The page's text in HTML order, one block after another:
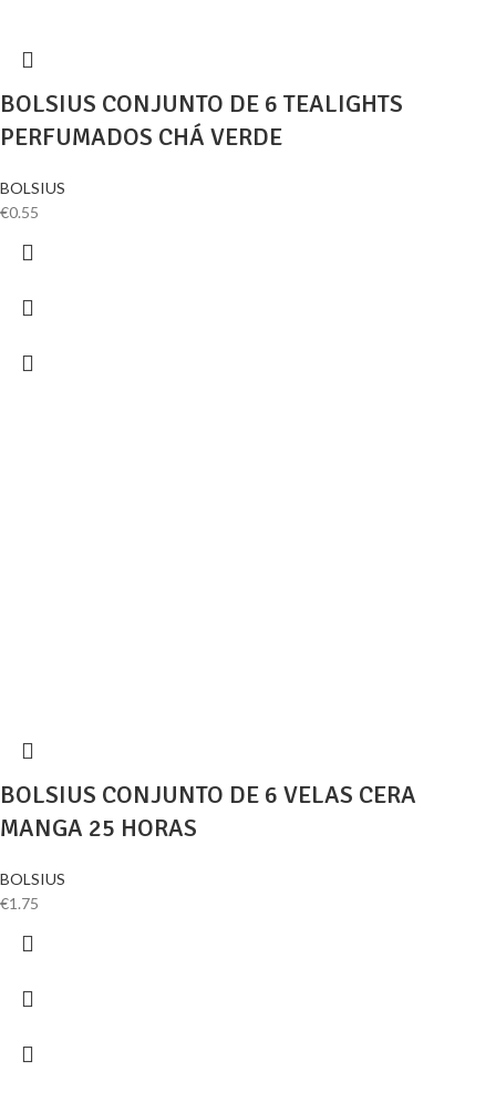
BOLSIUS CONJUNTO DE 6 TEALIGHTS
PERFUMADOS CHÁ VERDE
BOLSIUS
€0.55
BOLSIUS CONJUNTO DE 6 VELAS CERA
MANGA 25 HORAS
BOLSIUS
€1.75